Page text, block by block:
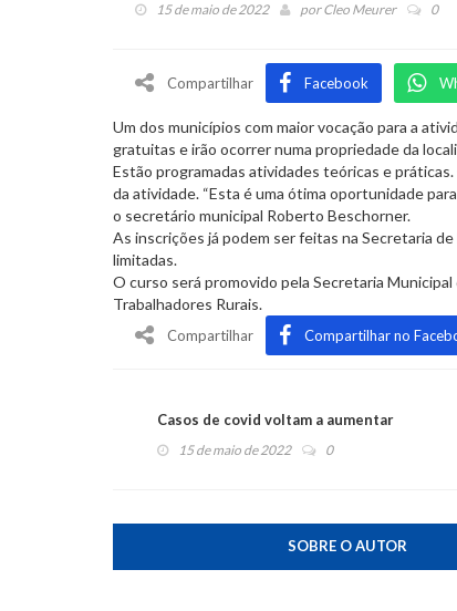
15 de maio de 2022 porCleo Meurer 0
Compartilhar Facebook
Um dos municípios com maior vocação para a
gratuitas e irão ocorrer numa propriedade da
Estão programadas atividades teóricas e
da atividade. “Esta é uma ótima oportunidade
o secretário municipal Roberto Beschorner.
As inscrições já podem ser feitas na Secretaria
limitadas.
O curso será promovido pela Secretaria
Trabalhadores Rurais.
Compartilhar Compartilhar no
Casos de covid voltam a aumentar
15 de maio de 2022 0
SOBRE O AUTOR